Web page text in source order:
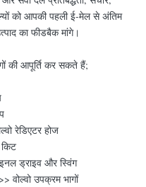
को आपकी पहली ई-मेल से अंतिम
का फीडबैक मांगे।
की आपूर्ति कर सकते हैं;
रेडिएटर होज
ड्राइव और स्विंग
वोल्वो उपक्रम भागों